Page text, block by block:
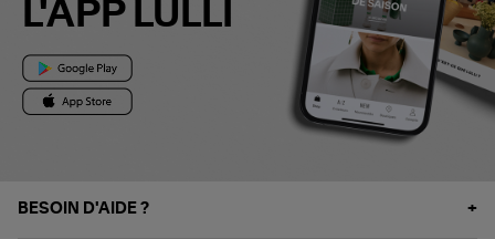
L'APP LULLI
BESOIN D'AIDE ?